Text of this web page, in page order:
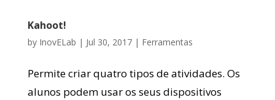
Kahoot!
by InovELab | Jul 30, 2017| Ferramentas
Permite criar quatro tipos de atividades. Os
alunos podem usar os seus dispositivos